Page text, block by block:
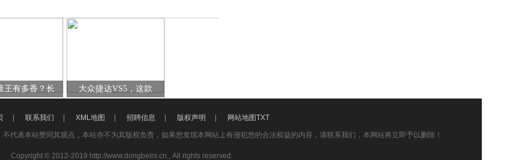
王有多香？长 大众捷达VS5，这款
联系我们 XML地图 招聘信息 版权声明 网站地图TXT
代表本站赞同其观点，本站亦不为其版权负责，如果您发现本网站上有侵犯您的合法权益的内容，请联系我们，本网站将立即予以删除！
Copyright © 2012-2019 http://www.dongbeirx.cn., All rights reserved.